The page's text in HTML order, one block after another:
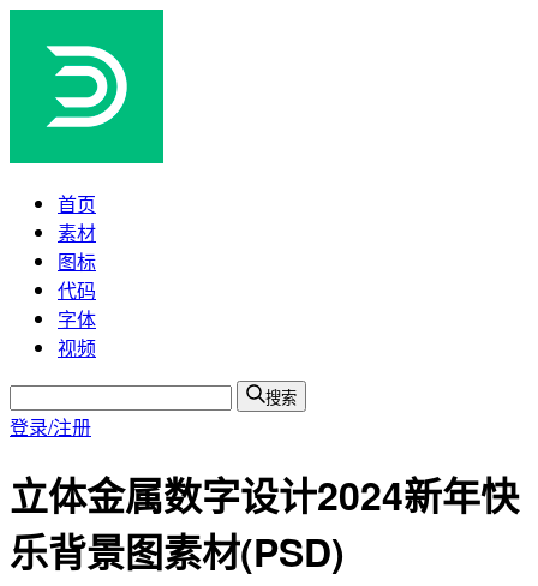
首页
素材
图标
代码
字体
视频
搜索
登录/注册
立体金属数字设计2024新年快
乐背景图素材(PSD)